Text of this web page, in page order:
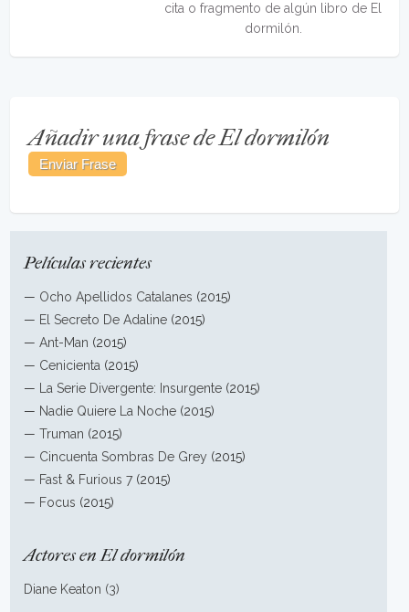
cita o fragmento de algún libro de El
dormilón.
Añadir una frase de El dormilón
Películas recientes
— Ocho Apellidos Catalanes (2015)
— El Secreto De Adaline (2015)
—Ant-Man (2015)
— Cenicienta (2015)
—
La Serie Divergente: Insurgente (2015)
— Nadie Quiere La Noche (2015)
—Truman (2015)
— Cincuenta Sombras De Grey (2015)
— Fast & Furious 7 (2015)
— Focus (2015)
Actores en El dormilón
Diane Keaton (3)